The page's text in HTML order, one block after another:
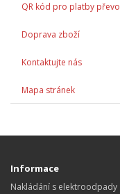
QR kód pro platby
Doprava zboží
Kontaktujte nás
Mapa stránek
Informace
Nakládání s elektroodpady